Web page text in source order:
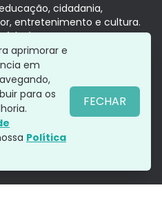
cidadania,
entretenimento e cultura.
é no tempo presente,
Aratu.
aprimorar e
em
para os
Política
FECHAR